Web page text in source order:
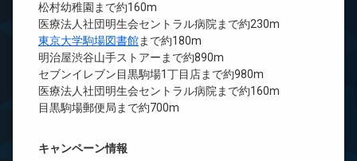
松村幼稚園まで約160m
医療法人社団明生会セントラル病院まで約230m
東京大学駒場図書館まで約180m
明治屋渋谷山手ストアーまで約890m
セブンイレブン目黒駒場1丁目店まで約980m
医療法人社団明生会セントラル病院まで約160m
目黒駒場郵便局まで約700m
キャンペーン情報